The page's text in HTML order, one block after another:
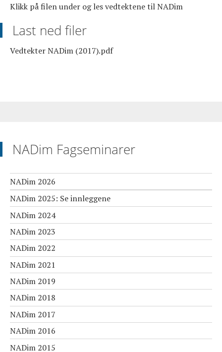
Klikk på filen under og les vedtektene til NADim
Last ned filer
Vedtekter NADim (2017).pdf
NADim Fagseminarer
NADim 2026
NADim 2025: Se innleggene
NADim 2024
NADim 2023
NADim 2022
NADim 2021
NADim 2019
NADim 2018
NADim 2017
NADim 2016
NADim 2015